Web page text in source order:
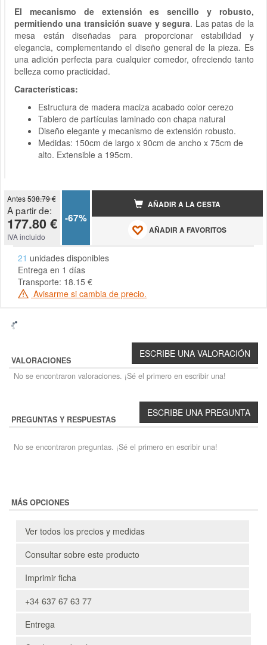
El mecanismo de extensión es sencillo y robusto,
permitiendo una transición suave y segura. Las patas de la
mesa están diseñadas para proporcionar estabilidad y
elegancia, complementando el diseño general de la pieza. Es
una adición perfecta para cualquier comedor, ofreciendo tanto
belleza como practicidad.
Características:
Estructura de madera maciza acabado color cerezo
Tablero de partículas laminado con chapa natural
Diseño elegante y mecanismo de extensión robusto.
Medidas: 150cm de largo x 90cm de ancho x 75cm de
alto. Extensible a 195cm.
Antes538.79 €
A partir de:
177.80 €
IVA incluido
-67%
AÑADIR A LA CESTA
AÑADIR A FAVORITOS
21 unidades disponibles
Entrega en 1 días
Transporte: 18.15 €
Avisarme si cambia de precio.
VALORACIONES
No se encontraron valoraciones. ¡Sé el primero en escribir una!
PREGUNTAS Y RESPUESTAS
No se encontraron preguntas. ¡Sé el primero en escribir una!
MÁS OPCIONES
Ver todos los precios y medidas
Consultar sobre este producto
Imprimir ficha
+34 637 67 63 77
Entrega